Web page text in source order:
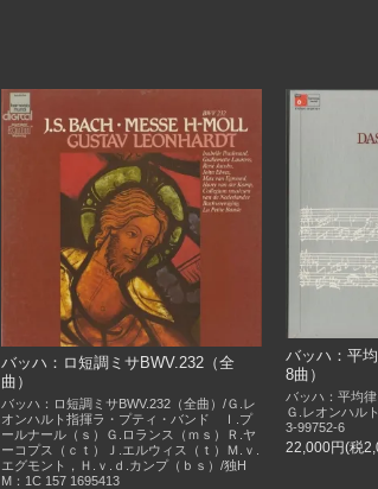
バッハ：ロ短調ミサBWV.232（全
曲）
バッハ：ロ短調ミサBWV.232（全曲）/Ｇ.レ
オンハルト指揮ラ・プティ・バンド Ｉ.プ
ールナール（ｓ）Ｇ.ロランス（ｍｓ）Ｒ.ヤ
ーコプス（ｃｔ）Ｊ.エルウィス（ｔ）Ｍ.ｖ.
エグモント，Ｈ.ｖ.ｄ.カンプ（ｂｓ）/独H
M：1C 157 1695413
バッハ：平
8曲）
バッハ：平均
Ｇ.レオンハル
3-99752-6
22,000円(税